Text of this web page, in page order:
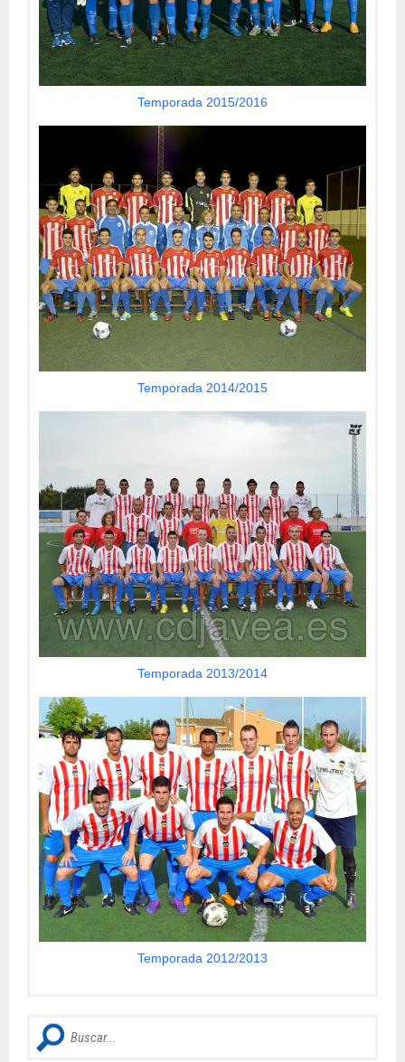
Temporada 2015/2016
Temporada 2014/2015
Temporada 2013/2014
Temporada 2012/2013